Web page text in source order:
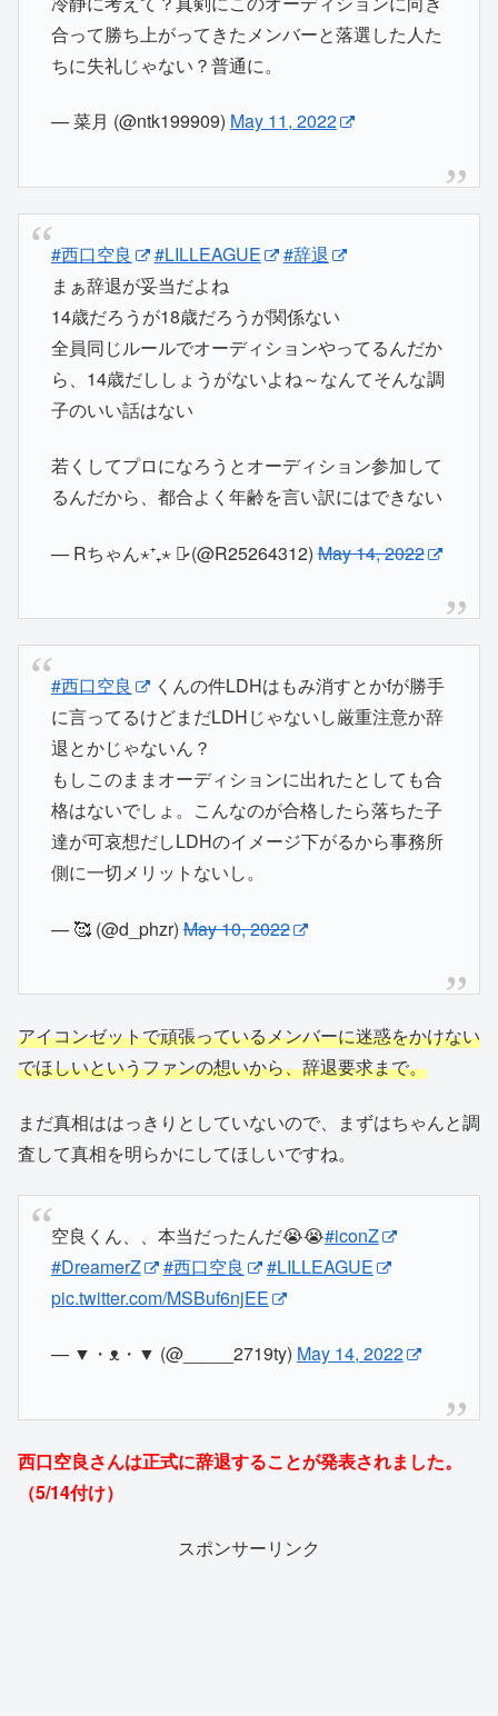
合って勝ち上がってきたメンバーと落選した人た
ちに失礼じゃない？普通に。
— 菜月 (@ntk199909) May 11, 2022
#西口空良 #LILLEAGUE
#辞退
まぁ辞退が妥当だよね
14歳だろうが18歳だろうが関係ない
全員同じルールでオーディションやってるんだか
ら、14歳だししょうがないよね～なんてそんな調
子のいい話はない
若くしてプロになろうとオーディション参加して
るんだから、都合よく年齢を言い訳にはできない
— Rちゃん⋆⁺₊⋆ ♡̷̷̷ (@R25264312)May 14, 2022
#西口空良
くんの件LDHはもみ消すとかfが勝手
に言ってるけどまだLDHじゃないし厳重注意か辞
退とかじゃないん？
もしこのままオーディションに出れたとしても合
格はないでしょ。こんなのが合格したら落ちた子
達が可哀想だしLDHのイメージ下がるから事務所
側に一切メリットないし。
— 🥰 (@d_phzr)May 10, 2022
アイコンゼットで頑張っているメンバーに迷惑をかけない
でほしいというファンの想いから、辞退要求まで。
まだ真相ははっきりとしていないので、まずはちゃんと調
査して真相を明らかにしてほしいですね。
空良くん、、本当だったんだ😭😭#iconZ
#DreamerZ
#西口空良
#LILLEAGUE
pic.twitter.com/MSBuf6njEE
— ▼・ᴥ・▼ (@_____2719ty) May 14, 2022
西口空良さんは正式に辞退することが発表されました。
（5/14付け）
スポンサーリンク